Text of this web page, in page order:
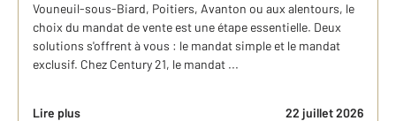
Vouneuil-sous-Biard, Poitiers, Avanton ou aux alentours, le
choix du mandat de vente est une étape essentielle. Deux
solutions s'offrent à vous : le mandat simple et le mandat
exclusif. Chez Century 21, le mandat ...
Lire plus 22 juillet 2026